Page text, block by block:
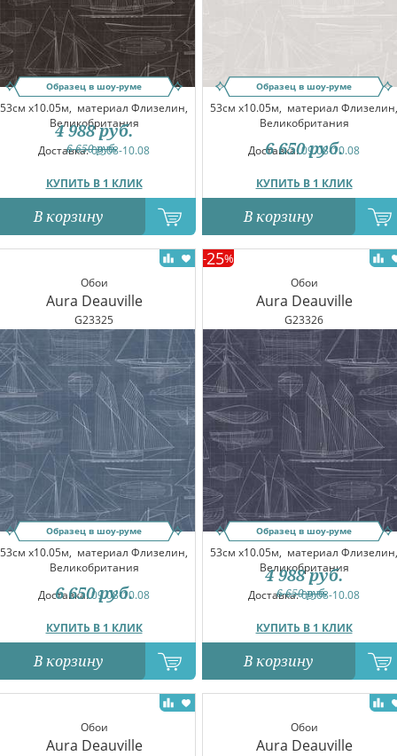
Образец в шоу-руме
53см x10.05м, материал Флизелин,
Великобритания
Доставка:09.08-10.08
КУПИТЬ В 1 КЛИК
6 650руб.
4 988 руб.
В корзину
Образец в шоу-руме
53см x10.05м, материал Флизелин,
Великобритания
Доставка:09.08-10.08
КУПИТЬ В 1 КЛИК
6 650 руб.
В корзину
Обои
Aura Deauville
G23325
Образец в шоу-руме
53см x10.05м, материал Флизелин,
Великобритания
Доставка:09.08-10.08
КУПИТЬ В 1 КЛИК
6 650 руб.
В корзину
Обои
Aura Deauville
G23326
-25%
Образец в шоу-руме
53см x10.05м, материал Флизелин,
Великобритания
Доставка:09.08-10.08
КУПИТЬ В 1 КЛИК
6 650руб.
4 988 руб.
В корзину
Обои
Aura Deauville
Обои
Aura Deauville